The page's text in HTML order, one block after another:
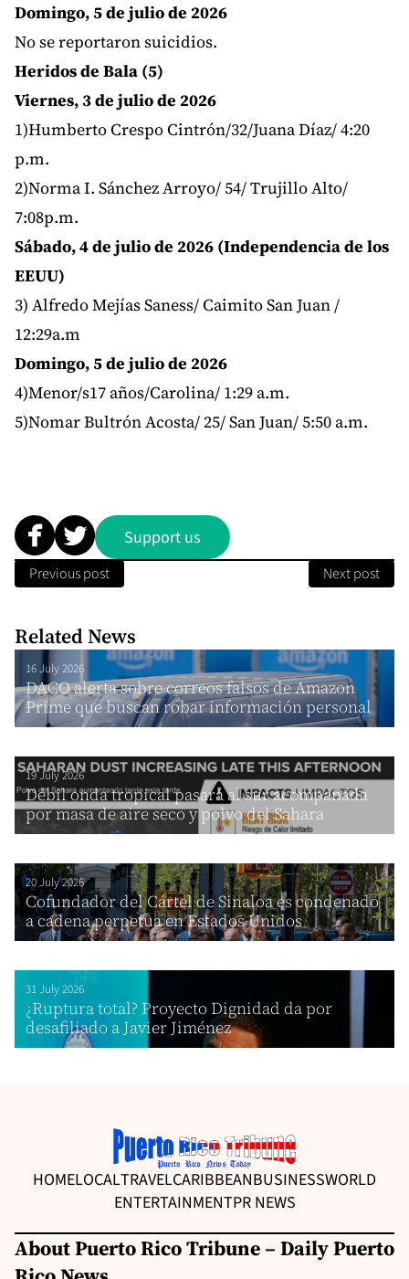
Domingo, 5 de julio de 2026
No se reportaron suicidios.
Heridos de Bala (5)
Viernes, 3 de julio de 2026
1)Humberto Crespo Cintrón/32/Juana Díaz/ 4:20
p.m.
2)Norma I. Sánchez Arroyo/ 54/ Trujillo Alto/
7:08p.m.
Sábado, 4 de julio de 2026 (Independencia de los
EEUU)
3) Alfredo Mejías Saness/ Caimito San Juan /
12:29a.m
Domingo, 5 de julio de 2026
4)Menor/s17 años/Carolina/ 1:29 a.m.
5)Nomar Bultrón Acosta/ 25/ San Juan/ 5:50 a.m.
Support us
Previous post Next post
Related News
16 July 2026
DACO alerta sobre correos falsos de Amazon
Prime que buscan robar información personal
19 July 2026
Débil onda tropical pasará al sur acompañada
por masa de aire seco y polvo del Sahara
20 July 2026
Cofundador del Cártel de Sinaloa es condenado
a cadena perpetua en Estados Unidos
31 July 2026
¿Ruptura total? Proyecto Dignidad da por
desafiliado a Javier Jiménez
HOMELOCALTRAVELCARIBBEANBUSINESSWORLD
ENTERTAINMENTPR NEWS
About Puerto Rico Tribune – Daily Puerto